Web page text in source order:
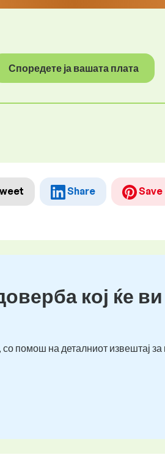
Споредете ја вашата плата
Share Save
кој ќе
помош на деталниот извештај